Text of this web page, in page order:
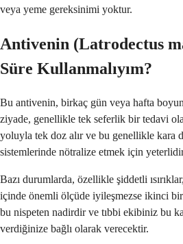
veya yeme gereksinimi yoktur.
Antivenin (Latrodectus
Süre Kullanmalıyım?
Bu antivenin, birkaç gün veya hafta
ziyade, genellikle tek seferlik bir tedavi
yoluyla tek doz alır ve bu genellikle kara
sistemlerinde nötralize etmek için
Bazı durumlarda, özellikle şiddetli
içinde önemli ölçüde iyileşmezse ikinci
bu nispeten nadirdir ve tıbbi ekibiniz bu
verdiğinize bağlı olarak verecektir.